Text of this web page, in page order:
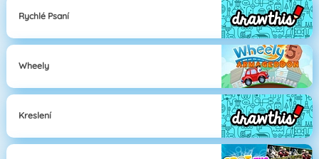
Rychlé Psaní
Wheely
Kreslení